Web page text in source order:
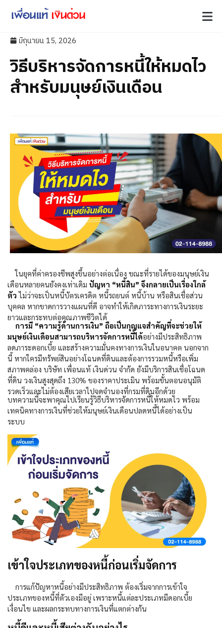
มิถุนายน 15, 2026
วิธีบริหารจัดการหนี้ให้หมดไว
สำหรับมนุษย์เงินเดือน
ในยุคที่ค่าครองชีพสูงขึ้นอย่างต่อเนื่อง ขณะที่รายได้ของมนุษย์เงิน
เดือนหลายคนยังคงเท่าเดิม ปัญหา “หนี้สิน” จึงกลายเป็นเรื่องใกล้
ตัว ไม่ว่าจะเป็นหนี้บัตรเครดิต หนี้รถยนต์ หนี้บ้าน หรือสินเชื่อส่วน
บุคคล หากขาดการวางแผนที่ดี อาจทำให้เกิดภาระทางการเงินระยะ
ยาวและกระทบต่อคุณภาพชีวิตได้
การมี “ความรู้ด้านการเงิน” ถือเป็นกุญแจสำคัญที่จะช่วยให้
มนุษย์เงินเดือนสามารถบริหารจัดการหนี้ได้อย่างมีประสิทธิภาพ
ลดภาระดอกเบี้ย และสร้างความมั่นคงทางการเงินในอนาคต นอกจาก
นี้ หากใครมีทรัพย์สินอย่างโฉนดที่ดินและต้องการรวมหนี้หรือเพิ่ม
สภาพคล่อง บริษัท เพื่อนแท้ เงินด่วน จำกัด ยังมีบริการสินเชื่อโฉนด
ที่ดิน วงเงินสูงสุดถึง 130% ของราคาประเมิน พร้อมขั้นตอนอนุมัติ
รวดเร็วและไม่ต้องเสียเวลาไปจดจำนองที่กรมที่ดินอีกด้วย
บทความนี้จะพาคุณไปเรียนรู้วิธีบริหารจัดการหนี้ให้หมดไว พร้อม
เทคนิคทางการเงินที่ช่วยให้มนุษย์เงินเดือนปลดหนี้ได้อย่างเป็น
ระบบ
เข้าใจประเภทของหนี้ก่อนเริ่มจัดการ
การแก้ปัญหาหนี้อย่างมีประสิทธิภาพ ต้องเริ่มจากการเข้าใจ
ประเภทของหนี้ที่ตัวเองมีอยู่ เพราะหนี้แต่ละประเภทมีดอกเบี้ย
เงื่อนไข และผลกระทบทางการเงินที่แตกต่างกัน